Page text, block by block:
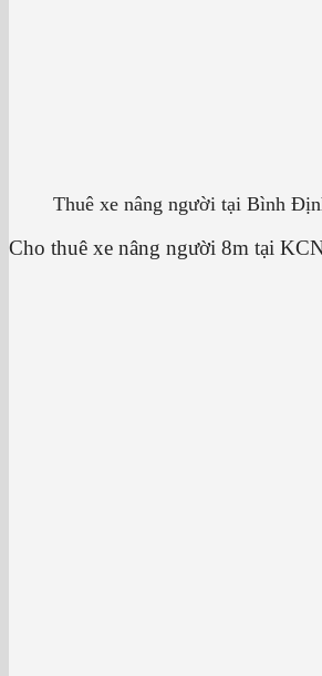
Thuê xe nâng người tại Bình
Cho thuê xe nâng người 8m tại